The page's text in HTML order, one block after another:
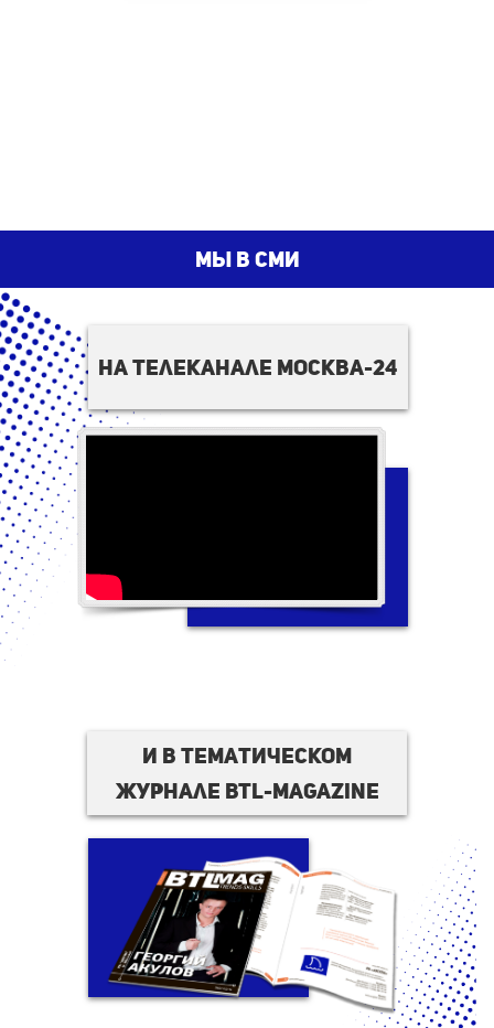
мы в сми
на телеканале москва-24
И в тематическом
журнале BTL-magazine